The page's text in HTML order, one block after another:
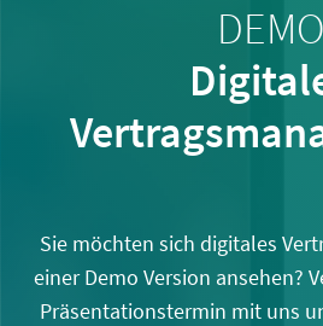
DEMO
Sie möchten sich digitales
einer Demo Version ansehen?
Präsentationstermin mit uns